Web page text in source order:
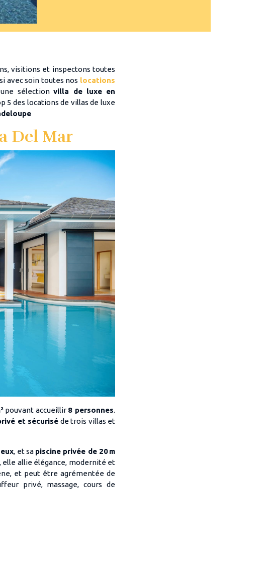
visitions et inspectons toutes
avec soin toutes nos locations
sélectionvilla de luxe en
5 des locations de villas de luxe
Del Mar
pouvant accueillir 8 personnes.
et sécurisé de trois villas et
, et sa piscine privée de 20 m
allie élégance, modernité et
et peut être agrémentée de
privé, massage, cours de